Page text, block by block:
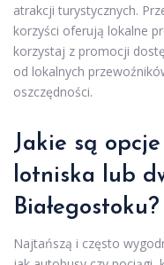
atrakcji turystycznych.
korzyści oferują lokalne
korzystaj z promocji
od lokalnych
oszczędności.
Jakie są
lotniska lub
Białegostoku?
Najtańszą i często